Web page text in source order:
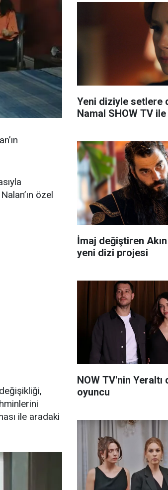
özel
ile aradaki
Yeni diziyle setlere
Namal SHOW TV
İmaj değiştiren
yeni dizi projesi
NOW TV'nin
oyuncu